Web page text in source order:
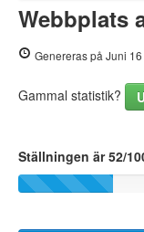
Webbplats
Genereras på Juni
Gammal statistik?
Ställningen är 52/